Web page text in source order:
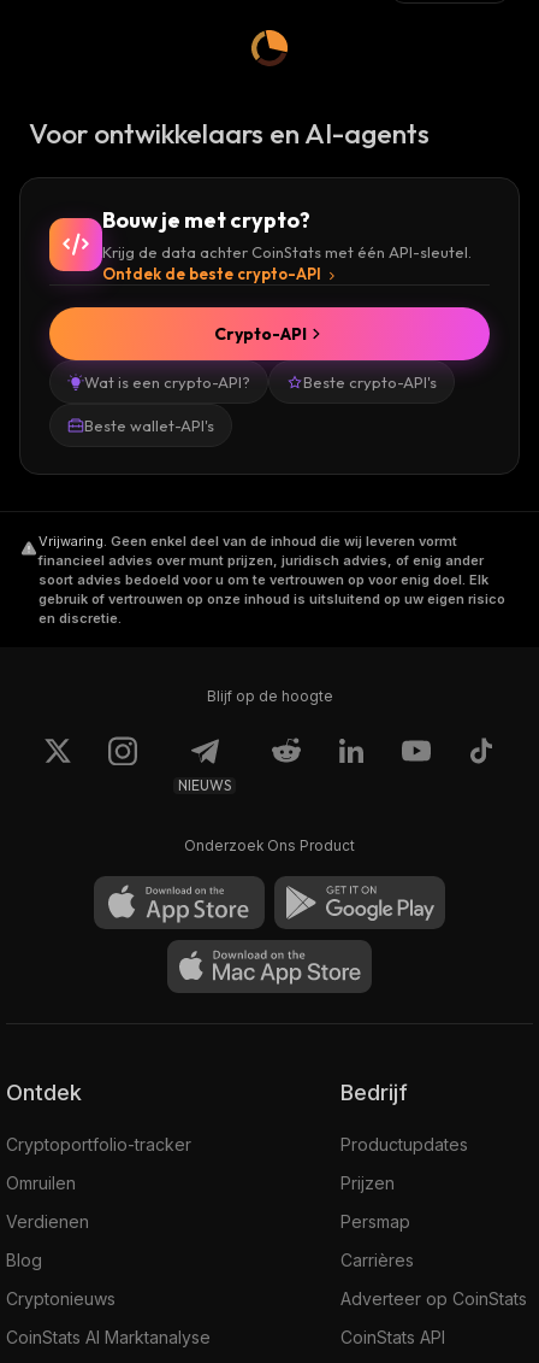
Voor ontwikkelaars en AI-agents
Bouw je met crypto?
Krijg de data achter CoinStats met één API-sleutel.
Ontdek de beste crypto-API
Wat is een crypto-API? Beste crypto-API's
Beste wallet-API's
Crypto-API
Vrijwaring. Geen enkel deel van de inhoud die wij leveren vormt
financieel advies over munt prijzen, juridisch advies, of enig ander
soort advies bedoeld voor u om te vertrouwen op voor enig doel. Elk
gebruik of vertrouwen op onze inhoud is uitsluitend op uw eigen risico
en discretie.
Blijf op de hoogte
NIEUWS
Onderzoek Ons Product
Ontdek
Cryptoportfolio-tracker
Omruilen
Verdienen
Blog
Cryptonieuws
CoinStats AI Marktanalyse
Bedrijf
Productupdates
Prijzen
Persmap
Carrières
Adverteer op CoinStats
CoinStats API